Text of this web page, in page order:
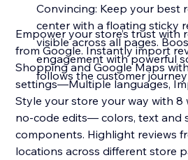
Convincing: Keep your best
center with a floating sticky
visible across all pages.
engagement with powerful
follows the customer journey
Empower your store’s trust with
from Google. Instantly import
Shopping and Google Maps
settings—Multiple languages,
Style your store your way with 8
no-code edits— colors, text and
components. Highlight reviews
locations across different store